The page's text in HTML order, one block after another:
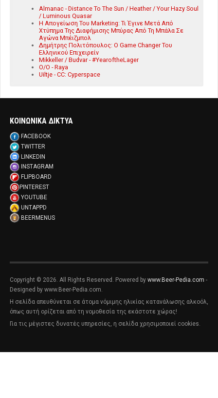
Almanac - Distance To The Sun / Heather / Your Hazy Soul
/ Luminous Quasar
Η Απογείωση Του Marketing: Τι Έγινε Μετά Από
Χτύπημα Της Διαφήμισης Μπύρας Από Τη Μπάλα Σε
Αγώνα Μπέιζμπολ
Δημήτρης Πολιτόπουλος: Ο Game Changer Του
Ελληνικού Επιχειρείν
Mikkeller / Budvar - #YearoftheLager
O/O - Raya
Uiltje - CC: Cyperspace
ΚΟΙΝΩΝΙΚΑ ΔΙΚΤΥΑ
FACEBOOK
TWITTER
LINKEDIN
INSTAGRAM
FLIPBOARD
PINTEREST
YOUTUBE
UNTAPPD
BEERMENUS
Copyright © 2026. All Rights Reserved. Powered by www.Beer-Pedia.com -
Designed by www.Beer-Pedia.com.
Η σελίδα απευθύνεται σε άτομα νόμιμης ηλικίας κατανάλωσης αλκοόλ,
όπως αυτή ορίζεται από τη νομοθεσία της εκάστοτε χώρας!
Για τις μέγιστες δυνατές υπηρεσίες, η σελίδα χρησιμοποιεί cookies.